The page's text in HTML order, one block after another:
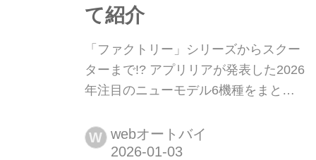
て紹介
「ファクトリー」シリーズからスクー
ターまで!? アプリリアが発表した2026
年注目のニューモデル6機種をまとめ
EICMA2025で登場した新型車の数々。
本記事では、レースシーンでも活躍す
W webオートバイ